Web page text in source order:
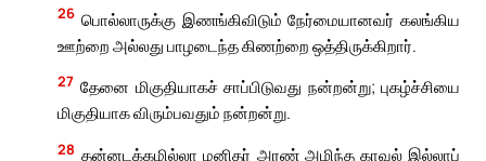
26 பொல்லாருக்கு இணங்கிவிடும் நேர்மையானவர் கலங்கிய
ஊற்றை அல்லது பாழடைந்த கிணற்றை ஒத்திருக்கிறார்.
27 தேனை மிகுதியாகச் சாப்பிடுவது நன்றன்று; புகழ்ச்சியை
மிகுதியாக விரும்பவதும் நன்றன்று.
28 தன்னடக்கமில்லா மனிதர் அரண் அழிந்த காவல் இல்லாப்